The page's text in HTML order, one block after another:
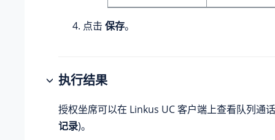
点击 保存。
执行结果
授权坐席可以在 Linkus UC 客户端上查看队列通
记录)。